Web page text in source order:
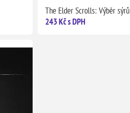
The Elder Scrolls: Výběr sýrů
243 Kč s DPH